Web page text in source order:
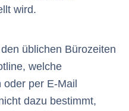
wird.
üblichen Bürozeiten
welche
oder per E-Mail
dazu bestimmt,